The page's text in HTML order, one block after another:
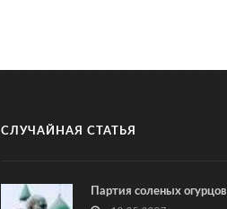
СЛУЧАЙНАЯ СТАТЬЯ
Партия соленых огурцов